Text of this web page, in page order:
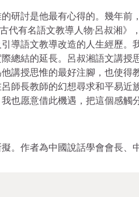
研討是他最有心得的。幾年前
有名語文教導人物·呂叔湘》
導語文教導改造的人生經歷。
總結的延長。呂叔湘語文講授
講授思惟的最好注腳，也使得
師長教師的幻想尋求和平易近
愿意借此機遇，把這個感觸
。作者為中國說話學會會長、